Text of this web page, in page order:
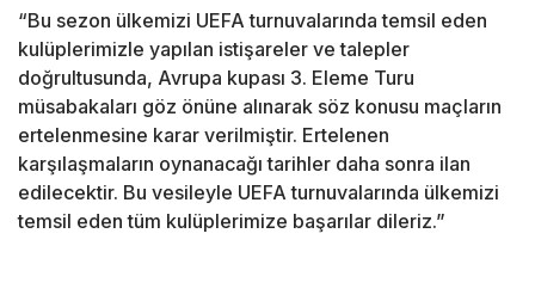
“Bu sezon ülkemizi UEFA turnuvalarında temsil eden
kulüplerimizle yapılan istişareler ve talepler
doğrultusunda, Avrupa kupası 3. Eleme Turu
müsabakaları göz önüne alınarak söz konusu maçların
ertelenmesine karar verilmiştir. Ertelenen
karşılaşmaların oynanacağı tarihler daha sonra ilan
edilecektir. Bu vesileyle UEFA turnuvalarında ülkemizi
temsil eden tüm kulüplerimize başarılar dileriz.”